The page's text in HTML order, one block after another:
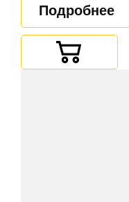
Подробнее